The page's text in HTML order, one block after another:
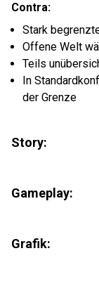
Contra:
Stark
Offene Welt
Teils
In
der Grenze
Story:
Gameplay:
Grafik: